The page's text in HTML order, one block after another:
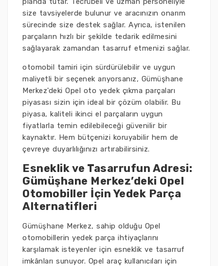
size tavsiyelerde bulunur ve aracınızın onarım
sürecinde size destek sağlar. Ayrıca, istenilen
parçaların hızlı bir şekilde tedarik edilmesini
sağlayarak zamandan tasarruf etmenizi sağlar.
otomobil tamiri için sürdürülebilir ve uygun
maliyetli bir seçenek arıyorsanız, Gümüşhane
Merkez'deki Opel oto yedek çıkma parçaları
piyasası sizin için ideal bir çözüm olabilir. Bu
piyasa, kaliteli ikinci el parçaların uygun
fiyatlarla temin edilebileceği güvenilir bir
kaynaktır. Hem bütçenizi koruyabilir hem de
çevreye duyarlılığınızı artırabilirsiniz.
Esneklik ve Tasarrufun Adresi:
Gümüşhane Merkez’deki Opel
Otomobiller İçin Yedek Parça
Alternatifleri
Gümüşhane Merkez, sahip olduğu Opel
otomobillerin yedek parça ihtiyaçlarını
karşılamak isteyenler için esneklik ve tasarruf
imkânları sunuyor. Opel araç kullanıcıları için